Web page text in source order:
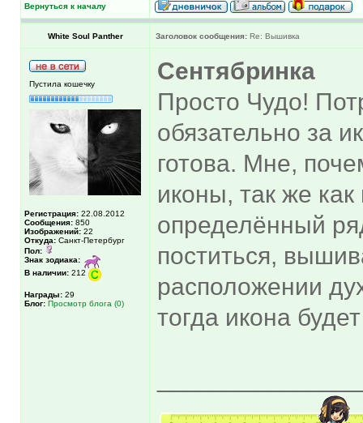
Вернуться к началу
White Soul Panther Заголовок сообщения: Re: Вышивка
Пустила кошечку
Регистрация: 22.08.2012
Сообщения: 850
Изображений: 22
Откуда: Санкт-Петербург
Пол:
Знак зодиака:
В наличии: 212
Награды: 29
Блог: Просмотр блога (0)
Сентябринка
Просто Чудо!
обязательно за
готова. Мне,
иконы, так же
определённый
поститься,
расположении
тогда икона